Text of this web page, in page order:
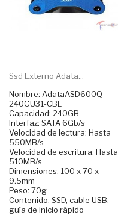
Ssd Externo Adata...
Nombre: AdataASD600Q-
240GU31-CBL
Capacidad: 240GB
Interfaz: SATA 6Gb/s
Velocidad de lectura: Hasta
550MB/s
Velocidad de escritura: Hasta
510MB/s
Dimensiones: 100 x 70 x
9.5mm
Peso: 70g
Contenido: SSD, cable USB,
guía de inicio rápido